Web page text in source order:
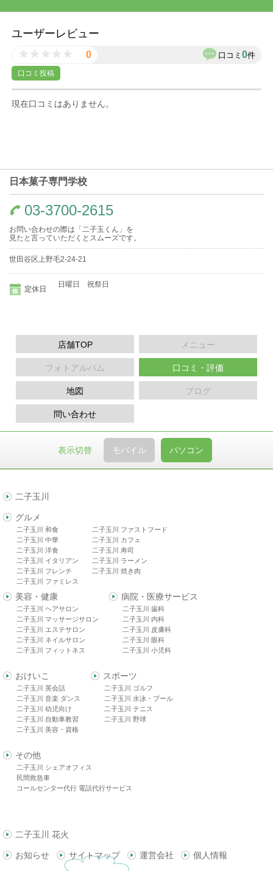
ユーザーレビュー
0 口コミ 0件
口コミ投稿
現在口コミはありません。
日本菓子専門学校
03-3700-2615
お問い合わせの際は「二子玉くん」を
見たと言っていただくとスムーズです。
世田谷区上野毛2-24-21
定休日
日曜日 祝祭日
店舗TOP メニュー
フォトアルバム 口コミ・評価
地図 ブログ
問い合わせ
表示切替 モバイル パソコン
二子玉川
グルメ
二子玉川 和食
二子玉川 中華
二子玉川 洋食
二子玉川 イタリアン
二子玉川 フレンチ
二子玉川 ファミレス
二子玉川 ファストフード
二子玉川 カフェ
二子玉川 寿司
二子玉川 ラーメン
二子玉川 焼き肉
美容・健康
二子玉川 ヘアサロン
二子玉川 マッサージサロン
二子玉川 エステサロン
二子玉川 ネイルサロン
二子玉川 フィットネス
病院・医療サービス
二子玉川 歯科
二子玉川 内科
二子玉川 皮膚科
二子玉川 眼科
二子玉川 小児科
おけいこ
二子玉川 英会話
二子玉川 音楽 ダンス
二子玉川 幼児向け
二子玉川 自動車教習
二子玉川 美容・資格
スポーツ
二子玉川 ゴルフ
二子玉川 水泳・プール
二子玉川 テニス
二子玉川 野球
その他
二子玉川 シェアオフィス
民間救急車
コールセンター代行 電話代行サービス
二子玉川 花火
お知らせ サイトマップ 運営会社 個人情報